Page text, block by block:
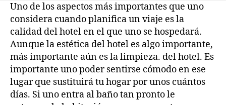
del
hotel
Uno de los aspectos más importantes que uno
considera cuando planifica un viaje es la
calidad del hotel en el que uno se hospedará.
Aunque la estética del hotel es algo importante,
más importante aún es la limpieza. del hotel. Es
importante uno poder sentirse cómodo en ese
lugar que sustituirá tu hogar por unos cuántos
días. Si uno entra al baño tan pronto le